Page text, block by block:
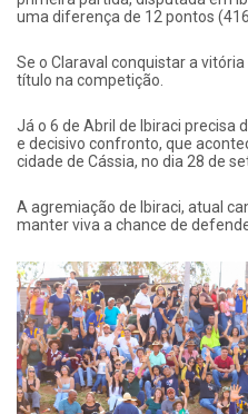
uma diferença de 12 pontos
Se o Claraval conquistar a
título na competição.
​Já o 6 de Abril de Ibiraci precisa
e decisivo confronto, que
cidade de Cássia, no dia 28 de
A agremiação de Ibiraci, atual
manter viva a chance de